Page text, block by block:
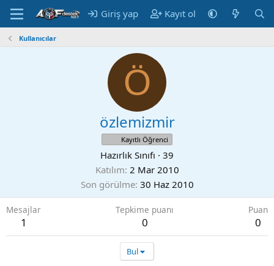
Giriş yap Kayıt ol
Kullanıcılar
Ö
özlemizmir
Kayıtlı Öğrenci
Hazırlık Sınıfı · 39
Katılım 2 Mar 2010
Son görülme 30 Haz 2010
Mesajlar
1
Tepkime puanı
0
Puan
0
Bul